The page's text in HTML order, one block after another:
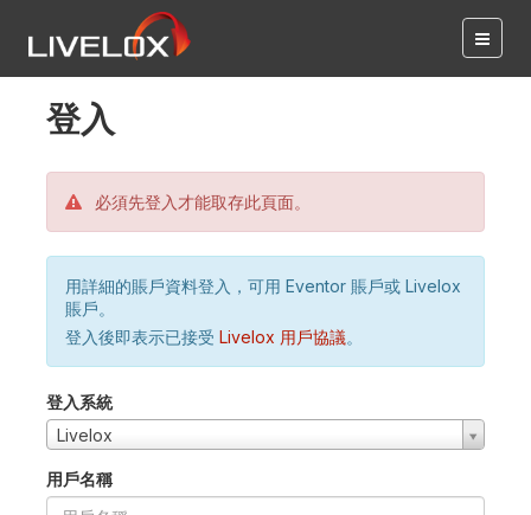
登入
必須先登入才能取存此頁面。
用詳細的賬戶資料登入，可用 Eventor 賬戶或 Livelox
賬戶。
登入後即表示已接受 Livelox 用戶協議。
登入系統
Livelox
用戶名稱